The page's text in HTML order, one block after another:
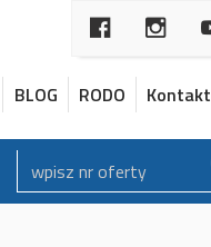
BLOG RODO Kontakt